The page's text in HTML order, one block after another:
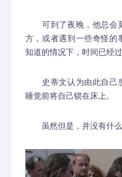
可到了夜晚，他总会
方，或者遇到一些奇怪的
知道的情况下，时间已经过
史蒂文认为由此自己
睡觉前将自己锁在床上。
虽然但是，并没有什么